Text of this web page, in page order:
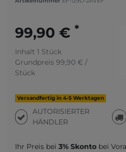
99,90 € *
Inhalt 1 Stück
Grundpreis 99,90 € /
Stück
Versandfertig in 4-5 Werktagen
AUTORISIERTER
HÄNDLER
Ihr Preis bei 3% Skonto bei